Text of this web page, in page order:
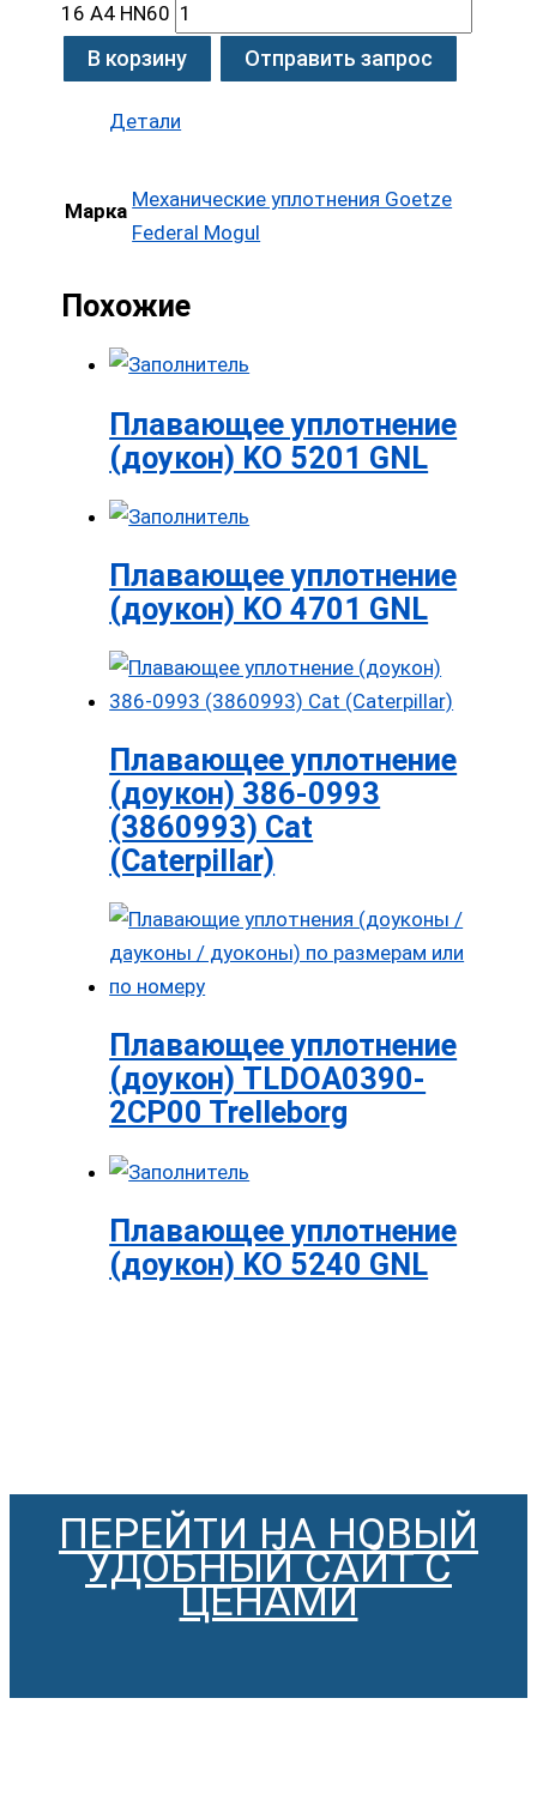
16 A4 HN60
В корзину Отправить запрос
Детали
Марка Механические уплотнения Goetze
Federal Mogul
Похожие
Плавающее уплотнение
(доукон) KO 5201 GNL
Плавающее уплотнение
(доукон) KO 4701 GNL
Плавающее уплотнение
(доукон) 386-0993
(3860993) Cat
(Caterpillar)
Плавающее уплотнение
(доукон) TLDOA0390-
2CP00 Trelleborg
Плавающее уплотнение
(доукон) KO 5240 GNL
ПЕРЕЙТИ НА НОВЫЙ
УДОБНЫЙ САЙТ С
ЦЕНАМИ